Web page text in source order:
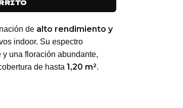
de alto rendimiento y
indoor. Su espectro
una floración abundante,
de hasta 1,20 m².